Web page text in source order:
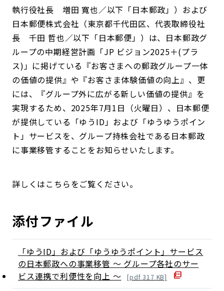
執行役社長 増田 寬也／以下「日本郵政」）および
日本郵便株式会社（東京都千代田区、代表取締役社
長 千田 哲也／以下「日本郵便」）は、日本郵政グ
ループの中期経営計画「JP ビジョン2025＋(プラ
ス)」に掲げている『お客さまへの郵政グループ一体
の価値の提供』や『お客さま体験価値の向上』、更
には、『グループ外に広がる新しい価値の提供』を
実現するため、2025年7月1日（火曜日）、日本郵便
が提供している「ゆうID」および「ゆうゆうポイン
ト」サービスを、グループ持株会社である日本郵政
に事業移管することをお知らせいたします。
詳しくはこちらをご覧ください。
添付ファイル
「ゆうID」および「ゆうゆうポイント」サービス
の日本郵政への事業移管 ～ グループ各社のサー
ビス連携で利便性を向上 ～
[pdf 317 KB]